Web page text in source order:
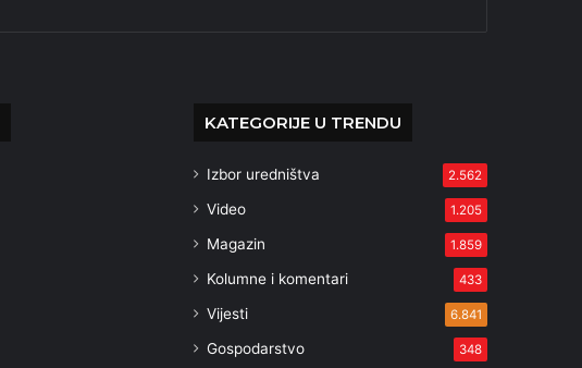
KATEGORIJE U TRENDU
Izbor uredništva 2.562
Video 1.205
Magazin 1.859
Kolumne i komentari 433
Vijesti 6.841
Gospodarstvo 348